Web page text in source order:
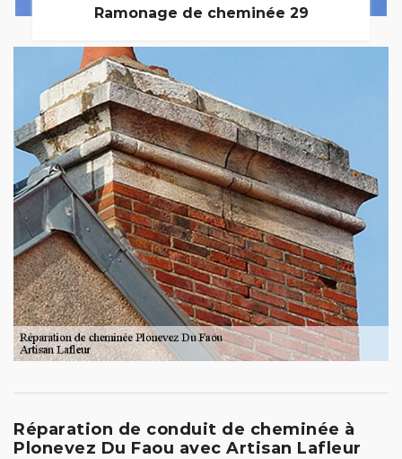
Ramonage de cheminée 29
Réparation de conduit de cheminée à
Plonevez Du Faou avec Artisan Lafleur